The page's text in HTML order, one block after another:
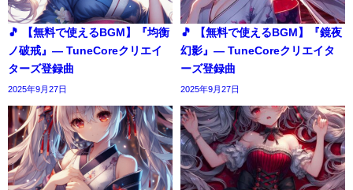
🎵 【無料で使えるBGM】『均衡
ノ破戒』― TuneCoreクリエイ
ターズ登録曲
2025年9月27日
🎵 【無料で使えるBGM】『鏡夜
幻影』― TuneCoreクリエイタ
ーズ登録曲
2025年9月27日